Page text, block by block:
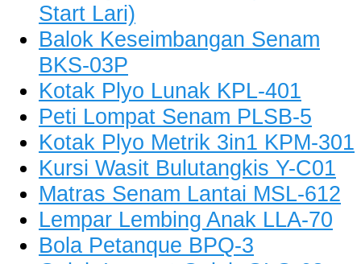
Start Lari)
Balok Keseimbangan Senam
BKS-03P
Kotak Plyo Lunak KPL-401
Peti Lompat Senam PLSB-5
Kotak Plyo Metrik 3in1 KPM-301
Kursi Wasit Bulutangkis Y-C01
Matras Senam Lantai MSL-612
Lempar Lembing Anak LLA-70
Bola Petanque BPQ-3